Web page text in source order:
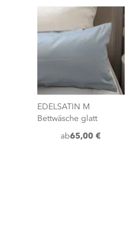
EDELSATIN M
Bettwäsche glatt
ab65,00 €